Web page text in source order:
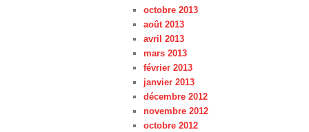
octobre 2013
août 2013
avril 2013
mars 2013
février 2013
janvier 2013
décembre 2012
novembre 2012
octobre 2012